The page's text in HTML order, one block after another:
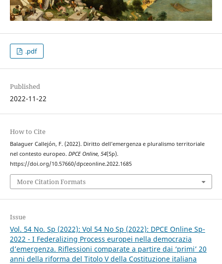
.pdf
Published
2022-11-22
How to Cite
Balaguer Callejón, F. (2022). Diritto dell’emergenza e pluralismo territoriale
nel contesto europeo. DPCE Online, 54(Sp).
https://doi.org/10.57660/dpceonline.2022.1685
More Citation Formats
Issue
Vol. 54 No. Sp (2022): Vol 54 No Sp (2022): DPCE Online Sp-
2022 - I Federalizing Process europei nella democrazia
d’emergenza. Riflessioni comparate a partire dai ‘primi’ 20
anni della riforma del Titolo V della Costituzione italiana